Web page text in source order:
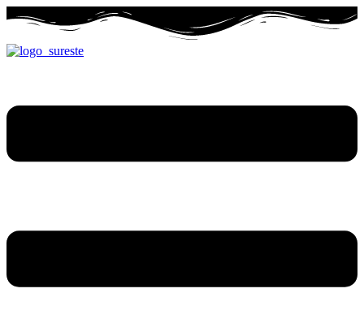
contenido